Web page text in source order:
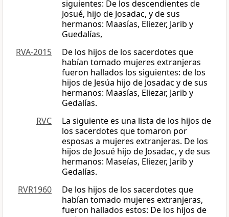
siguientes: De los descendientes de
Josué, hijo de Josadac, y de sus
hermanos: Maasías, Eliezer, Jarib y
Guedalías,
RVA-2015
De los hijos de los sacerdotes que
habían tomado mujeres extranjeras
fueron hallados los siguientes: de los
hijos de Jesúa hijo de Josadac y de sus
hermanos: Maasías, Eliezar, Jarib y
Gedalías.
RVC
La siguiente es una lista de los hijos de
los sacerdotes que tomaron por
esposas a mujeres extranjeras. De los
hijos de Josué hijo de Josadac, y de sus
hermanos: Maseías, Eliezer, Jarib y
Gedalías.
RVR1960
De los hijos de los sacerdotes que
habían tomado mujeres extranjeras,
fueron hallados estos: De los hijos de